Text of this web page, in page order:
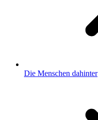
Die Menschen dahinter